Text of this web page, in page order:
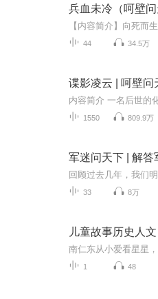
兵血未冷（呵壁问
44 34.5万
谍影凌云 | 呵壁问
1550 809.9万
军迷问天下 | 解答
33 8万
儿童故事历史人
1 48